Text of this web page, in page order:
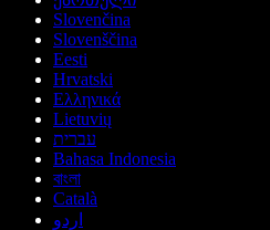
Slovenčina
Slovenščina
Eesti
Hrvatski
Ελληνικά
Lietuvių
עברית
Bahasa Indonesia
বাংলা
Català
اردو